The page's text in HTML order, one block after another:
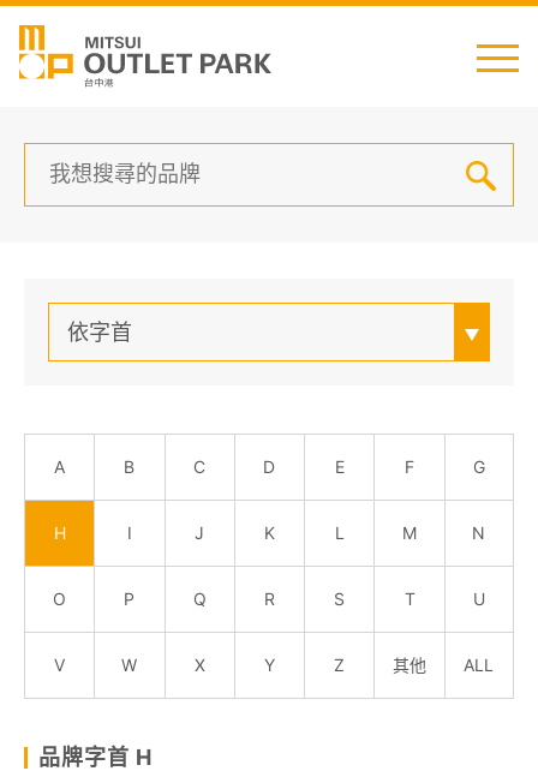
依字首
A B C D E F G
H I J K L M N
O P Q R S T U
V W X Y Z 其他 ALL
品牌字首 H